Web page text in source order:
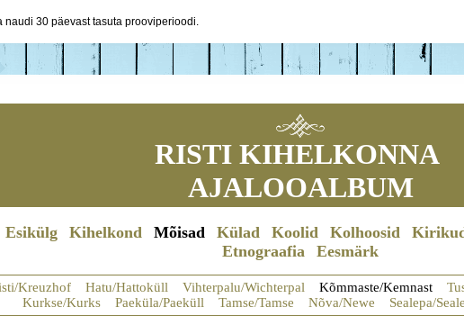
RISTI KIHELKONNA
AJALOOALBUM
Esikülg Kihelkond Mõisad Külad Koolid Kolhoosid
Etnograafia
Eesmärk
Kreuzhof Hatu/Hattoküll Vihterpalu/Wichterpal Kõmmaste/Kemnast
Kurkse/Kurks
Paeküla/Paeküll Tamse/Tamse Nõva/Newe Sealepa/
naudi 30 päevast tasuta prooviperioodi.